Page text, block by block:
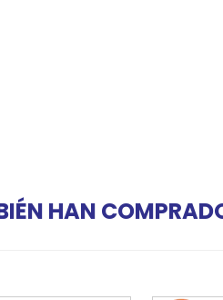
HAN